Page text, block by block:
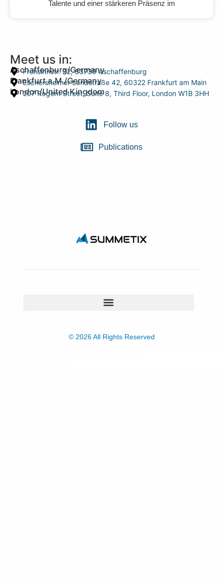
Talente und einer stärkeren Präsenz im
Meet us in:
Aschaffenburg/Germany
Frohsinnstr. 32, 63739 Aschaffenburg
Frankfurt a.M./Germany
Eschersheimer Landstraße 42, 60322 Frankfurt am Main
London/United Kingdom
207 Regent Street, Suite 8, Third Floor, London W1B 3HH
Follow us
Publications
© 2026 All Rights Reserved